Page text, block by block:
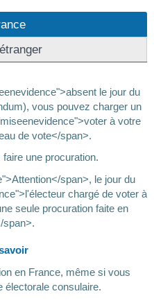
le jour du
vous pouvez charger un
à votre
de vote</span>.
une procuration.
span>, le jour du
chargé de voter à
seule procuration faite en
span>.
en France, même si vous
électorale consulaire.